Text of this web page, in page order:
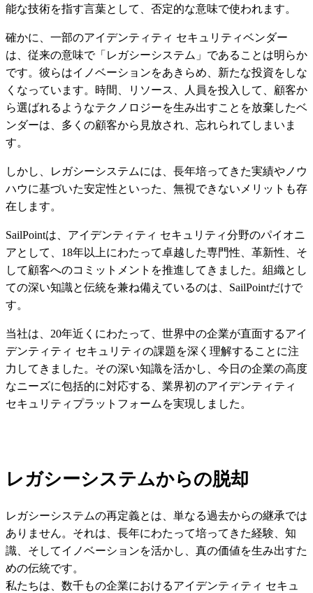
能な技術を指す言葉として、否定的な意味で使われます。
確かに、一部のアイデンティティ セキュリティベンダー
は、従来の意味で「レガシーシステム」であることは明らか
です。彼らはイノベーションをあきらめ、新たな投資をしな
くなっています。時間、リソース、人員を投入して、顧客か
ら選ばれるようなテクノロジーを生み出すことを放棄したベ
ンダーは、多くの顧客から見放され、忘れられてしまいま
す。
しかし、レガシーシステムには、長年培ってきた実績やノウ
ハウに基づいた安定性といった、無視できないメリットも存
在します。
SailPointは、アイデンティティ セキュリティ分野のパイオニ
アとして、18年以上にわたって卓越した専門性、革新性、そ
して顧客へのコミットメントを推進してきました。組織とし
ての深い知識と伝統を兼ね備えているのは、SailPointだけで
す。
当社は、20年近くにわたって、世界中の企業が直面するアイ
デンティティ セキュリティの課題を深く理解することに注
力してきました。その深い知識を活かし、今日の企業の高度
なニーズに包括的に対応する、業界初のアイデンティティ
セキュリティプラットフォームを実現しました。
レガシーシステムからの脱却
レガシーシステムの再定義とは、単なる過去からの継承では
ありません。それは、長年にわたって培ってきた経験、知
識、そしてイノベーションを活かし、真の価値を生み出すた
めの伝統です。
私たちは、数千もの企業におけるアイデンティティ セキュ